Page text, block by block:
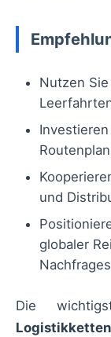
Nutzen
und
globaler
Die
Logistikketten